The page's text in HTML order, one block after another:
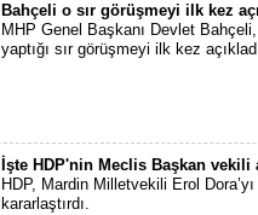
Bahçeli o sır görüşmeyi ilk kez
MHP Genel Başkanı Devlet
yaptığı sır görüşmeyi ilk kez
İşte HDP'nin Meclis Başkan vekili
HDP, Mardin Milletvekili Erol
kararlaştırdı.